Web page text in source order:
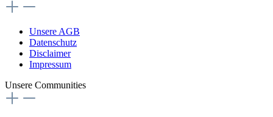
Unsere AGB
Datenschutz
Disclaimer
Impressum
Unsere Communities